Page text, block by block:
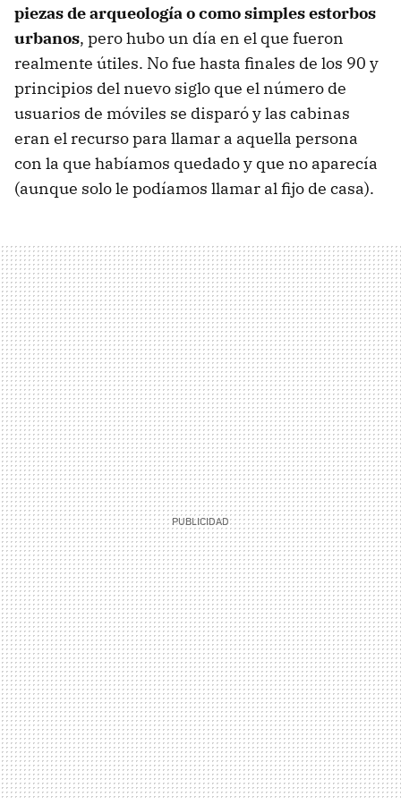
piezas de arqueología o como simples estorbos
urbanos, pero hubo un día en el que fueron
realmente útiles. No fue hasta finales de los 90 y
principios del nuevo siglo que el número de
usuarios de móviles se disparó y las cabinas
eran el recurso para llamar a aquella persona
con la que habíamos quedado y que no aparecía
(aunque solo le podíamos llamar al fijo de casa).